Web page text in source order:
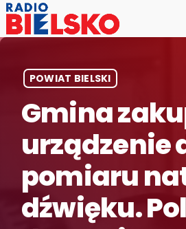
POWIAT BIELSKI
Gmina
urządzenie
pomiaru
dźwięku.